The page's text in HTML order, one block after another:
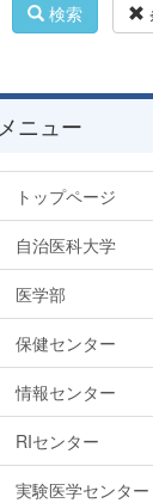
検索
メニュー
トップページ
自治医科大学
医学部
保健センター
情報センター
RIセンター
実験医学センター